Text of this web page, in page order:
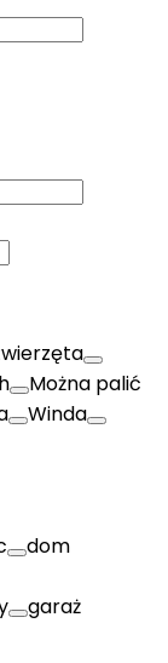
Można palić
Winda
dom
garaż